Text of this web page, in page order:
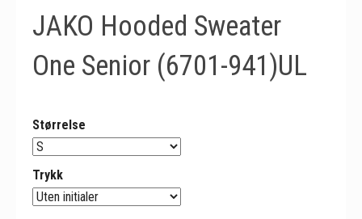
JAKO Hooded Sweater
One Senior (6701-941)UL
Størrelse
Trykk